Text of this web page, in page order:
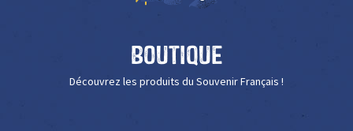
Boutique
Découvrez les produits du Souvenir Français !